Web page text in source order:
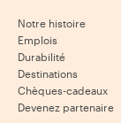
Notre histoire
Emplois
Durabilité
Destinations
Chèques-cadeaux
Devenez partenaire